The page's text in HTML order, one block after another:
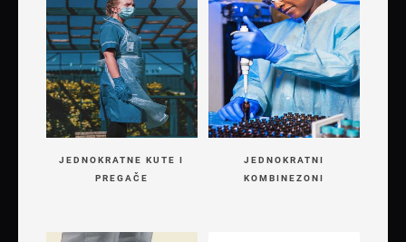
JEDNOKRATNE KUTE I
PREGAČE
JEDNOKRATNI
KOMBINEZONI